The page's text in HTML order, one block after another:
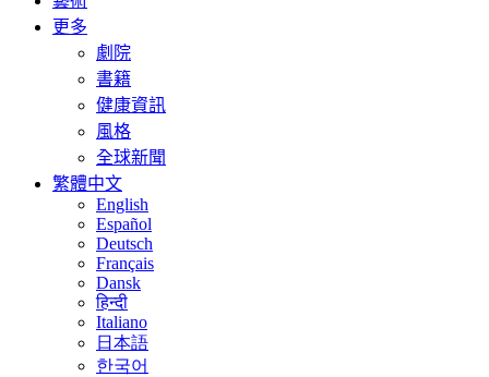
更多
劇院
書籍
健康資訊
風格
全球新聞
繁體中文
English
Español
Deutsch
Français
Dansk
हिन्दी
Italiano
日本語
한국어